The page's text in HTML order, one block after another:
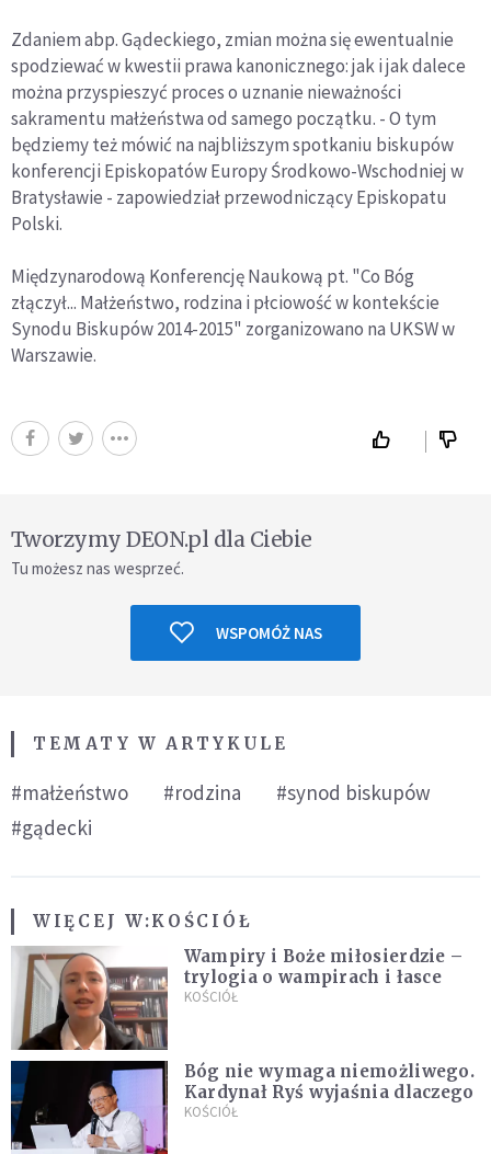
Zdaniem abp. Gądeckiego, zmian można się ewentualnie
spodziewać w kwestii prawa kanonicznego: jak i jak dalece
można przyspieszyć proces o uznanie nieważności
sakramentu małżeństwa od samego początku. - O tym
będziemy też mówić na najbliższym spotkaniu biskupów
konferencji Episkopatów Europy Środkowo-Wschodniej w
Bratysławie - zapowiedział przewodniczący Episkopatu
Polski.
Międzynarodową Konferencję Naukową pt. "Co Bóg
złączył... Małżeństwo, rodzina i płciowość w kontekście
Synodu Biskupów 2014-2015" zorganizowano na UKSW w
Warszawie.
Tworzymy DEON.pl dla Ciebie
Tu możesz nas wesprzeć.
WSPOMÓŻ NAS
TEMATY W ARTYKULE
#małżeństwo #rodzina
#synod biskupów
#gądecki
WIĘCEJ W:KOŚCIÓŁ
Wampiry i Boże miłosierdzie –
trylogia o wampirach i łasce
KOŚCIÓŁ
Bóg nie wymaga niemożliwego.
Kardynał Ryś wyjaśnia dlaczego
KOŚCIÓŁ